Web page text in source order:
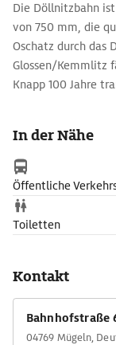
Die Döllnitzbahn
von 750 mm, die
Oschatz durch das
Glossen/Kemmlitz
Knapp 100 Jahre
Schmalspurbahn in
Kinder und
In der Nähe
Öffentliche
Toiletten
Kontakt
Bahnhofstraße
04769 Mügeln,